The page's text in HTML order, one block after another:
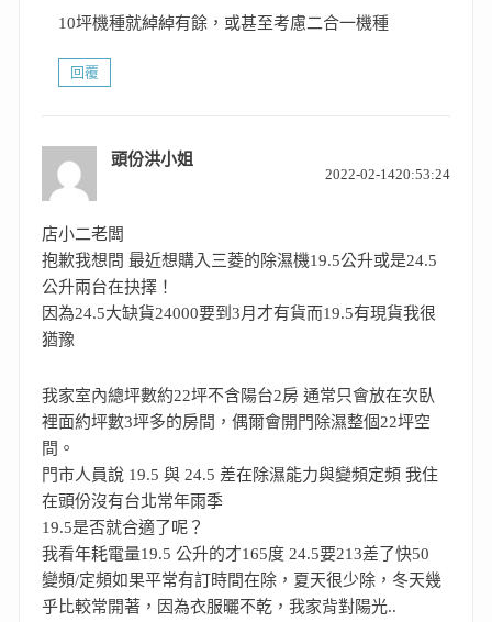
10坪機種就綽綽有餘，或甚至考慮二合一機種
回覆
頭份洪小姐
2022-02-1420:53:24
店小二老闆
抱歉我想問 最近想購入三菱的除濕機19.5公升或是24.5
公升兩台在抉擇！
因為24.5大缺貨24000要到3月才有貨而19.5有現貨我很
猶豫
我家室內總坪數約22坪不含陽台2房 通常只會放在次臥
裡面約坪數3坪多的房間，偶爾會開門除濕整個22坪空
間。
門市人員說 19.5 與 24.5 差在除濕能力與變頻定頻 我住
在頭份沒有台北常年雨季
19.5是否就合適了呢？
我看年耗電量19.5 公升的才165度 24.5要213差了快50
變頻/定頻如果平常有訂時間在除，夏天很少除，冬天幾
乎比較常開著，因為衣服曬不乾，我家背對陽光..